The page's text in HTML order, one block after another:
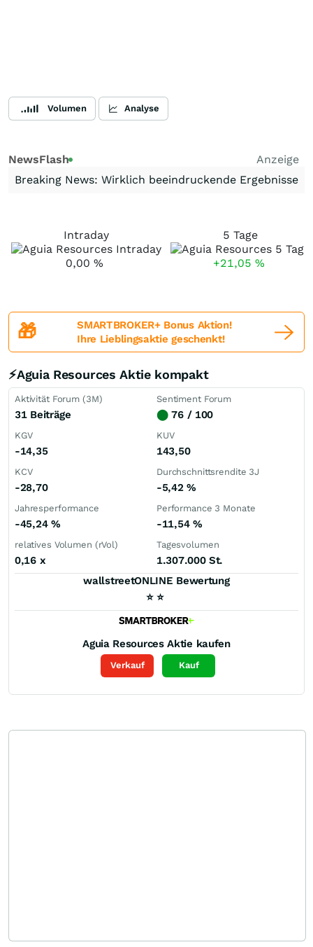
Volumen Analyse
NewsFlash
Anzeige
Breaking News: Wirklich beeindruckende Ergebnisse
Intraday
0,00 %
5 Tage
+21,05 %
🎁
SMARTBROKER+ Bonus Aktion!
Ihre Lieblingsaktie geschenkt!
⚡Aguia Resources Aktie kompakt
Aktivität Forum (3M)
31 Beiträge
Sentiment Forum
⬤76 / 100
KGV
-14,35
KUV
143,50
KCV
-28,70
Durchschnittsrendite 3J
-5,42%
Jahresperformance
-45,24 %
Performance 3 Monate
-11,54 %
relatives Volumen (rVol)
0,16 x
Tagesvolumen
1.307.000 St.
wallstreetONLINE Bewertung
⭐ ⭐
Aguia Resources Aktie kaufen
Verkauf Kauf